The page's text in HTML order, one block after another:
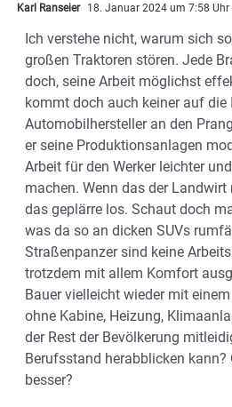
Karl Ranseier 18. Januar 2024 um 7:58 Uhr
Ich verstehe nicht, warum sich
großen Traktoren stören. Jede
doch, seine Arbeit möglichst
kommt doch auch keiner auf die
Automobilhersteller an den
er seine Produktionsanlagen
Arbeit für den Werker leichter
machen. Wenn das der
das geplärre los. Schaut doch
was da so an dicken SUVs
Straßenpanzer sind keine
trotzdem mit allem Komfort
Bauer vielleicht wieder mit
ohne Kabine, Heizung,
der Rest der Bevölkerung
Berufsstand herabblicken kann?
besser?